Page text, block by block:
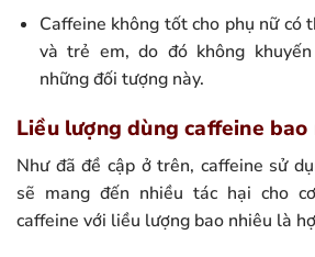
Caffeine không tốt cho phụ nữ có
và trẻ em, do đó không
những đối tượng này.
Liều lượng dùng caffeine bao
Như đã đề cập ở trên, caffeine sử
sẽ mang đến nhiều tác hại cho
caffeine với liều lượng bao nhiêu là